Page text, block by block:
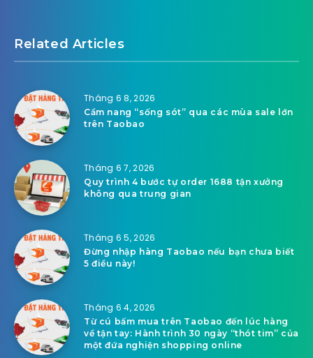
Related Articles
Tháng 6 8, 2026
Cẩm nang “sống sót” qua các mùa sale lớn
trên Taobao
Tháng 6 7, 2026
Quy trình 4 bước tự order 1688 tận xưởng
không qua trung gian
Tháng 6 5, 2026
Đừng nhập hàng Taobao nếu bạn chưa biết
5 điều này!
Tháng 6 4, 2026
Từ cú bấm mua trên Taobao đến lúc hàng
về tận tay: Hành trình 30 ngày “thót tim” của
một đứa nghiện shopping online